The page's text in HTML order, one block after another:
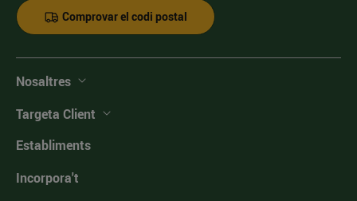
Comprovar el codi postal
Nosaltres
Targeta Client
Establiments
Incorpora't